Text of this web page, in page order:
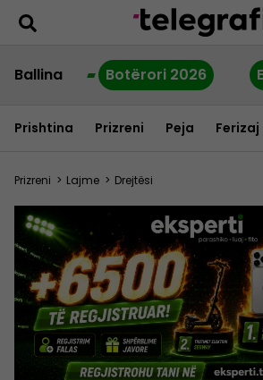
Ballina Botërori 2026
Prishtina Prizreni Peja Ferizaj
Prizreni > Lajme > Drejtësi